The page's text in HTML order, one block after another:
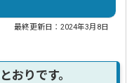
最終更新日：2024年3月8日
おりです。